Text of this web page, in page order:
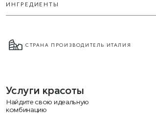
ИНГРЕДИЕНТЫ
СТРАНА ПРОИЗВОДИТЕЛЬ ИТАЛИЯ
Услуги красоты
Найдите свою идеальную
комбинацию